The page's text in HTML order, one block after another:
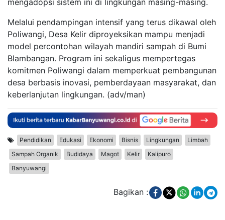
mengadopsi sistem ini di lingkungan masing-masing.
Melalui pendampingan intensif yang terus dikawal oleh
Poliwangi, Desa Kelir diproyeksikan mampu menjadi
model percontohan wilayah mandiri sampah di Bumi
Blambangan. Program ini sekaligus mempertegas
komitmen Poliwangi dalam memperkuat pembangunan
desa berbasis inovasi, pemberdayaan masyarakat, dan
keberlanjutan lingkungan. (adv/man)
Pendidikan Edukasi Ekonomi Bisnis Lingkungan
Limbah
Sampah Organik
Budidaya Magot Kelir
Kalipuro
Banyuwangi
Bagikan :